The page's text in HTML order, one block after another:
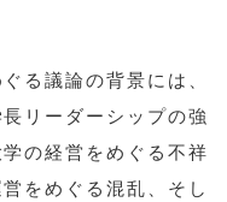
る議論の背景には、
リーダーシップの強
の経営をめぐる不祥
をめぐる混乱、そし